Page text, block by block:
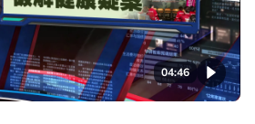
04:46